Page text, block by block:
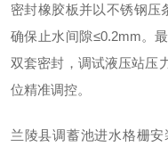
密封橡胶板并以不锈钢压
确保止水间隙≤0.2mm。
双套密封，调试液压站压
位精准调控。
兰陵县调蓄池进水格栅